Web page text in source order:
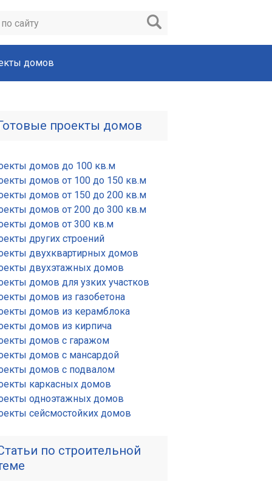
домов
проекты домов
домов до 100 кв.м
домов от 100 до 150 кв.м
домов от 150 до 200 кв.м
домов от 200 до 300 кв.м
домов от 300 кв.м
других строений
двухквартирных домов
двухэтажных домов
домов для узких участков
домов из газобетона
домов из керамблока
домов из кирпича
домов с гаражом
домов с мансардой
домов с подвалом
каркасных домов
одноэтажных домов
сейсмостойких домов
по строительной